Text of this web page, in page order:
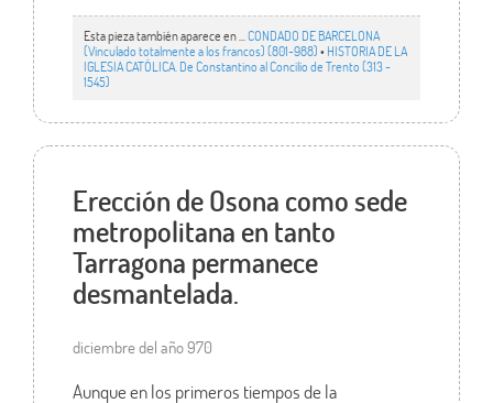
Esta pieza también aparece en ... CONDADO DE BARCELONA
(Vinculado totalmente a los francos) (801-988)• HISTORIA DE LA
IGLESIA CATÓLICA. De Constantino al Concilio de Trento (313 -
1545)
Erección de Osona como sede
metropolitana en tanto
Tarragona permanece
desmantelada.
diciembre del año 970
Aunque en los primeros tiempos de la